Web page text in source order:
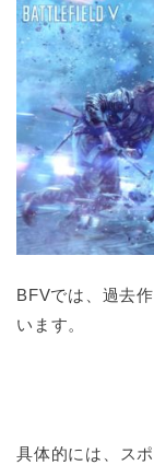
BFVでは、過去
います。
具体的には、ス